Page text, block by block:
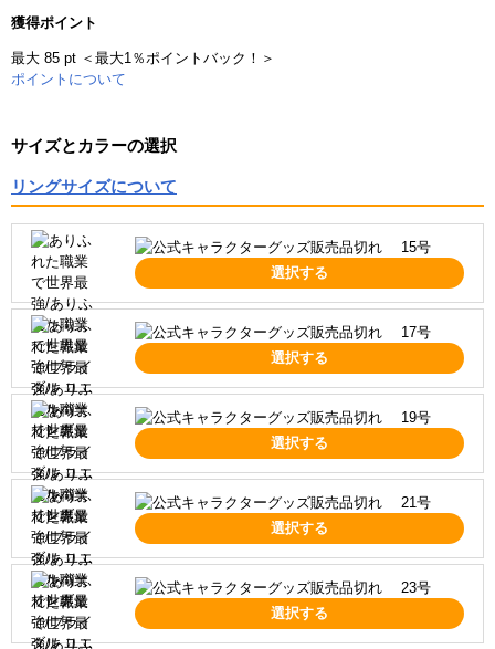
獲得ポイント
最大 85 pt ＜最大1％ポイントバック！＞
ポイントについて
サイズとカラーの選択
リングサイズについて
15号
選択する
17号
選択する
19号
選択する
21号
選択する
23号
選択する